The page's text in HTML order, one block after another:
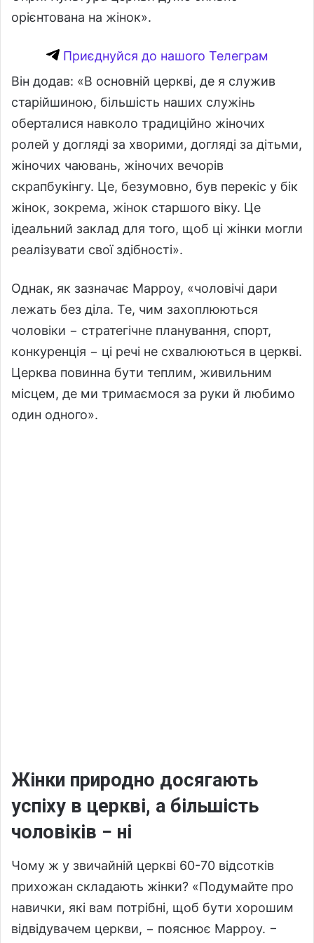
орієнтована на жінок».
Приєднуйся до нашого Телеграм
Він додав: «В основній церкві, де я служив
старійшиною, більшість наших служінь
оберталися навколо традиційно жіночих
ролей у догляді за хворими, догляді за дітьми,
жіночих чаювань, жіночих вечорів
скрапбукінгу. Це, безумовно, був перекіс у бік
жінок, зокрема, жінок старшого віку. Це
ідеальний заклад для того, щоб ці жінки могли
реалізувати свої здібності».
Однак, як зазначає Марроу, «чоловічі дари
лежать без діла. Те, чим захоплюються
чоловіки − стратегічне планування, спорт,
конкуренція − ці речі не схвалюються в церкві.
Церква повинна бути теплим, живильним
місцем, де ми тримаємося за руки й любимо
один одного».
Жінки природно досягають
успіху в церкві, а більшість
чоловіків − ні
Чому ж у звичайній церкві 60-70 відсотків
прихожан складають жінки? «Подумайте про
навички, які вам потрібні, щоб бути хорошим
відвідувачем церкви, − пояснює Марроу. −